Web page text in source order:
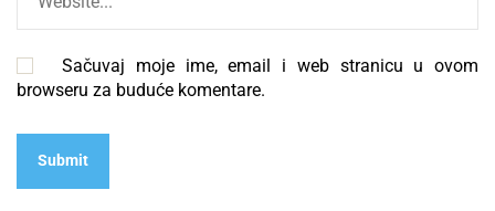
Sačuvaj moje ime, email i web stranicu u ovom
browseru za buduće komentare.